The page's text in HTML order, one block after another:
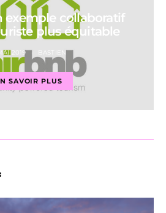
exemple collaboratif
plus équitable
2019 BASTIEN
SAVOIR PLUS